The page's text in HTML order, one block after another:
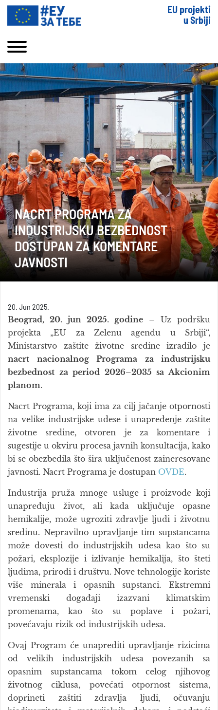
EU projekti
u Srbiji
NACRT PROGRAMA ZA
INDUSTRIJSKU BEZBEDNOST
DOSTUPAN ZA KOMENTARE
JAVNOSTI
20. Jun 2025.
Beograd, 20. jun 2025. godine – Uz podršku
projekta „EU za Zelenu agendu u Srbiji“,
Ministarstvo zaštite životne sredine izradilo je
nacrt nacionalnog Programa za industrijsku
bezbednost za period 2026–2035 sa Akcionim
planom.
Nacrt Programa, koji ima za cilj jačanje otpornosti
na velike industrijske udese i unapređenje zaštite
životne sredine, otvoren je za komentare i
sugestije u okviru procesa javnih konsultacija, kako
bi se obezbedila što šira uključenost zaineresovane
javnosti. Nacrt Programa je dostupan OVDE.
Industrija pruža mnoge usluge i proizvode koji
unapređuju život, ali kada uključuje opasne
hemikalije, može ugroziti zdravlje ljudi i životnu
sredinu. Nepravilno upravljanje tim supstancama
može dovesti do industrijskih udesa kao što su
požari, eksplozije i izlivanje hemikalija, što šteti
ljudima, prirodi i društvu. Nove tehnologije koriste
više minerala i opasnih supstanci. Ekstremni
vremenski događaji izazvani klimatskim
promenama, kao što su poplave i požari,
povećavaju rizik od industrijskih udesa.
Ovaj Program će unaprediti upravljanje rizicima
od velikih industrijskih udesa povezanih sa
opasnim supstancama tokom celog njihovog
životnog ciklusa, povećati otpornost sistema,
doprineti zaštiti zdravlja ljudi, očuvanju